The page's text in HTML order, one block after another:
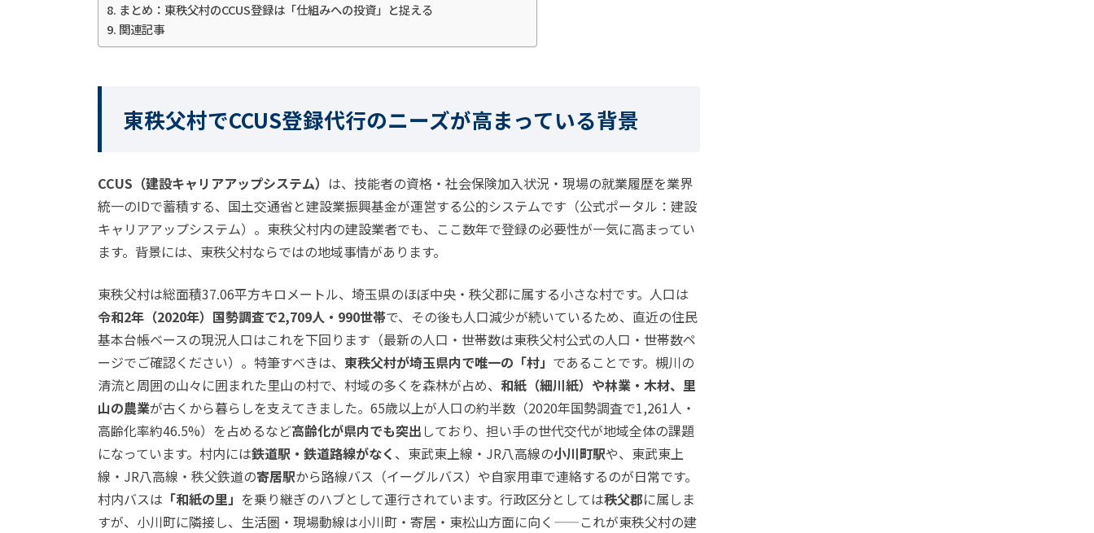
まとめ：東秩父村のCCUS登録は「仕組みへの投資」と捉える
関連記事
東秩父村でCCUS登録代行のニーズが高まっている背景
CCUS（建設キャリアアップシステム） は、技能者の資格・社会保険加入状況・現場の就業履歴を業界
統一のIDで蓄積する、 国土交通省と建設業振興基金が運営する公的システムです（公式ポータル： 建設
キャリアアップシステム）。東秩父村内の建設業者でも、ここ数年で登録の必要性が一気に高まってい
ます。背景には、東秩父村ならではの地域事情があります。
東秩父村は総面積37.06平方キロメートル、埼玉県のほぼ中央・秩父郡に属する小さな村です。人口は
令和2年（2020年）国勢調査で2,709人・990世帯で、その後も人口減少が続いているため、直近の住民
基本台帳ベースの現況人口はこれを下回ります（最新の人口・世帯数は東秩父村公式の人口・世帯数ペ
ージでご確認ください）。特筆すべきは、 東秩父村が埼玉県内で唯一の「村」 であることです。槻川の
清流と周囲の山々に囲まれた里山の村で、村域の多くを森林が占め、 和紙（細川紙）や林業・木材、里
山の農業が古くから暮らしを支えてきました。65歳以上が人口の約半数（2020年国勢調査で1,261人・
高齢化率約46.5%）を占めるなど高齢化が県内でも突出 しており、担い手の世代交代が地域全体の課題
になっています。村内には鉄道駅・鉄道路線がなく 、東武東上線・JR八高線の小川町駅や、東武東上
線・JR八高線・秩父鉄道の寄居駅から路線バス（イーグルバス）や自家用車で連絡するのが日常です。
村内バスは 「和紙の里」 を乗り継ぎのハブとして運行されています。行政区分としては秩父郡に属しま
すが、小川町に隣接し、生活圏・現場動線は小川町・寄居・東松山方面に向く——これが東秩父村の建